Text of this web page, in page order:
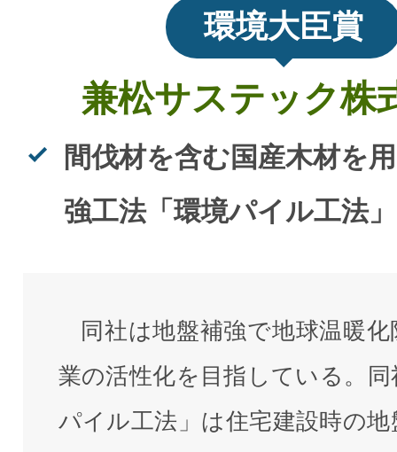
環境大臣賞
兼松サステック株
間伐材を含む国産木材を
強工法「環境パイル工法
同社は地盤補強で地球温暖
業の活性化を目指している。同
パイル工法」は住宅建設時の地